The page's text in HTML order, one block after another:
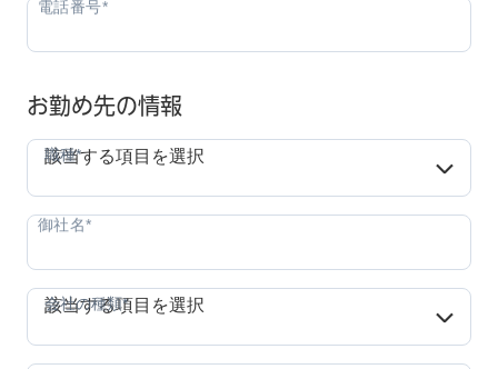
お勤め先の情報
職種*
該当する項目を選択
会社の種類*
該当する項目を選択